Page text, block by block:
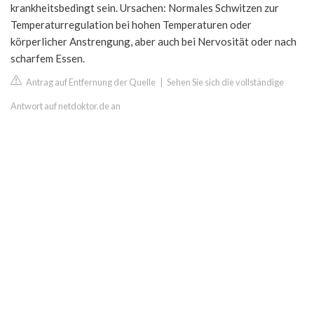
krankheitsbedingt sein. Ursachen: Normales Schwitzen zur
Temperaturregulation bei hohen Temperaturen oder
körperlicher Anstrengung, aber auch bei Nervosität oder nach
scharfem Essen.
Antrag auf Entfernung der Quelle Sehen Sie sich die vollständige
Antwort auf netdoktor.de an